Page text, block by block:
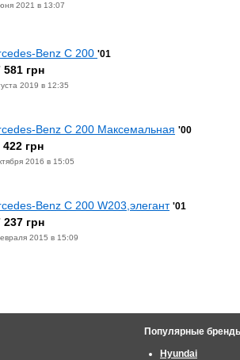
2021 в 13:07
Benz C 200 '01
581 грн
2019 в 12:35
Benz C 200 Максемальная '00
422 грн
2016 в 15:05
Benz C 200 W203,элегант '01
237 грн
2015 в 15:09
Популярные
Hyundai